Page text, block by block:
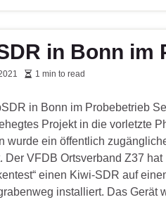
in Bonn im
1 min to read
in Bonn im Probebetrieb
Projekt in die vorletzte
wurde ein öffentlich
Der VFDB Ortsverband Z37 hat
einen Kiwi-SDR auf
installiert. Das Gerät